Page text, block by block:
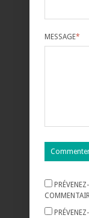
MESSAGE*